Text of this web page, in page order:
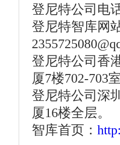
登尼特公司电
登尼特智库网
登尼特公司香
厦7楼702-703
登尼特公司深
厦16楼全层。
智库首页：